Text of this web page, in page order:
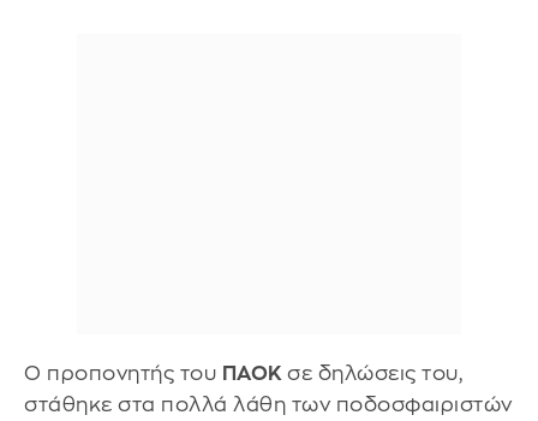
Ο προπονητής του ΠΑΟΚ σε δηλώσεις του,
στάθηκε στα πολλά λάθη των ποδοσφαιριστών